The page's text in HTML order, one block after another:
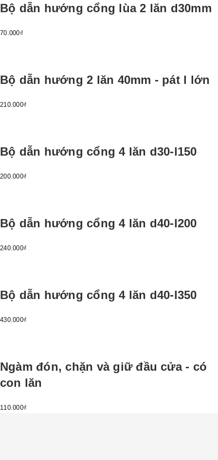
Bộ dẫn hướng cổng lùa 2 lăn d30mm
70.000₫
Bộ dẫn hướng 2 lăn 40mm - pát l lớn
210.000₫
Bộ dẫn hướng cổng 4 lăn d30-l150
200.000₫
Bộ dẫn hướng cổng 4 lăn d40-l200
240.000₫
Bộ dẫn hướng cổng 4 lăn d40-l350
430.000₫
Ngàm đón, chặn và giữ đầu cửa - có
con lăn
110.000₫